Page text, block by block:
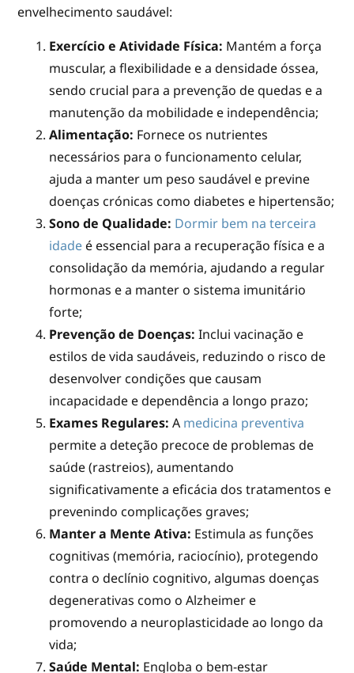
envelhecimento saudável:
Exercício e Atividade Física: Mantém a força
muscular, a flexibilidade e a densidade óssea,
sendo crucial para a prevenção de quedas e a
manutenção da mobilidade e independência;
Alimentação: Fornece os nutrientes
necessários para o funcionamento celular,
ajuda a manter um peso saudável e previne
doenças crónicas como diabetes e hipertensão;
Sono de Qualidade: Dormir bem na terceira
idade é essencial para a recuperação física e a
consolidação da memória, ajudando a regular
hormonas e a manter o sistema imunitário
forte;
Prevenção de Doenças: Inclui vacinação e
estilos de vida saudáveis, reduzindo o risco de
desenvolver condições que causam
incapacidade e dependência a longo prazo;
Exames Regulares: A medicina preventiva
permite a deteção precoce de problemas de
saúde (rastreios), aumentando
significativamente a eficácia dos tratamentos e
prevenindo complicações graves;
Manter a Mente Ativa: Estimula as funções
cognitivas (memória, raciocínio), protegendo
contra o declínio cognitivo, algumas doenças
degenerativas como o Alzheimer e
promovendo a neuroplasticidade ao longo da
vida;
Saúde Mental: Engloba o bem-estar